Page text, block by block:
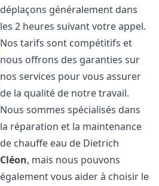
déplaçons généralement dans
les 2 heures suivant votre appel.
Nos tarifs sont compétitifs et
nous offrons des garanties sur
nos services pour vous assurer
de la qualité de notre travail.
Nous sommes spécialisés dans
la réparation et la maintenance
de chauffe eau de Dietrich
Cléon, mais nous pouvons
également vous aider à choisir le